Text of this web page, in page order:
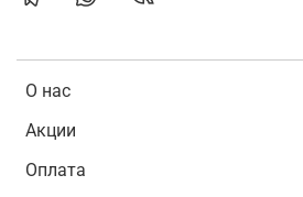
О нас
Акции
Оплата